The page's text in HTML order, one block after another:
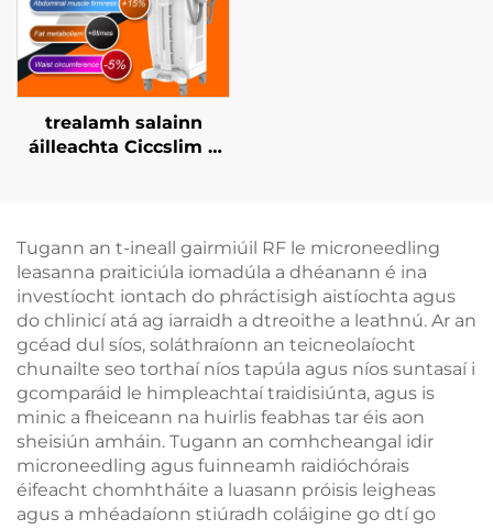
trealamh salainn
áilleachta Ciccslim 3
(EMS)
Tugann an t-ineall gairmiúil RF le microneedling
leasanna praiticiúla iomadúla a dhéanann é ina
investíocht iontach do phráctisigh aistíochta agus
do chlinicí atá ag iarraidh a dtreoithe a leathnú. Ar an
gcéad dul síos, soláthraíonn an teicneolaíocht
chunailte seo torthaí níos tapúla agus níos suntasaí i
gcomparáid le himpleachtaí traidisiúnta, agus is
minic a fheiceann na huirlis feabhas tar éis aon
sheisiún amháin. Tugann an comhcheangal idir
microneedling agus fuinneamh raidióchórais
éifeacht chomhtháite a luasann próisis leigheas
agus a mhéadaíonn stiúradh coláigine go dtí go